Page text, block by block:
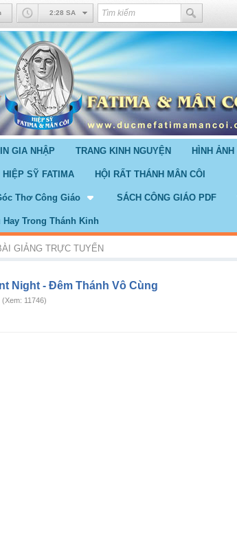
2:28 SA
GIA NHẬP TRANG KINH NGUYỆN HÌNH
HIỆP SỸ FATIMA HỘI RẤT THÁNH MÂN CÔI
Thơ Công Giáo SÁCH CÔNG GIÁO PDF
Trong Thánh Kinh
GIẢNG TRỰC TUYẾN
Night - Đêm Thánh Vô Cùng
(Xem: 11746)